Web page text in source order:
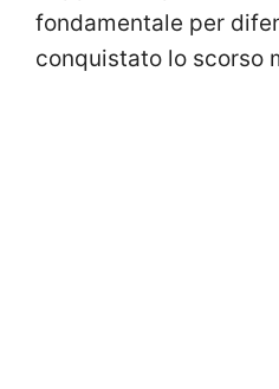
fondamentale per
conquistato lo scorso